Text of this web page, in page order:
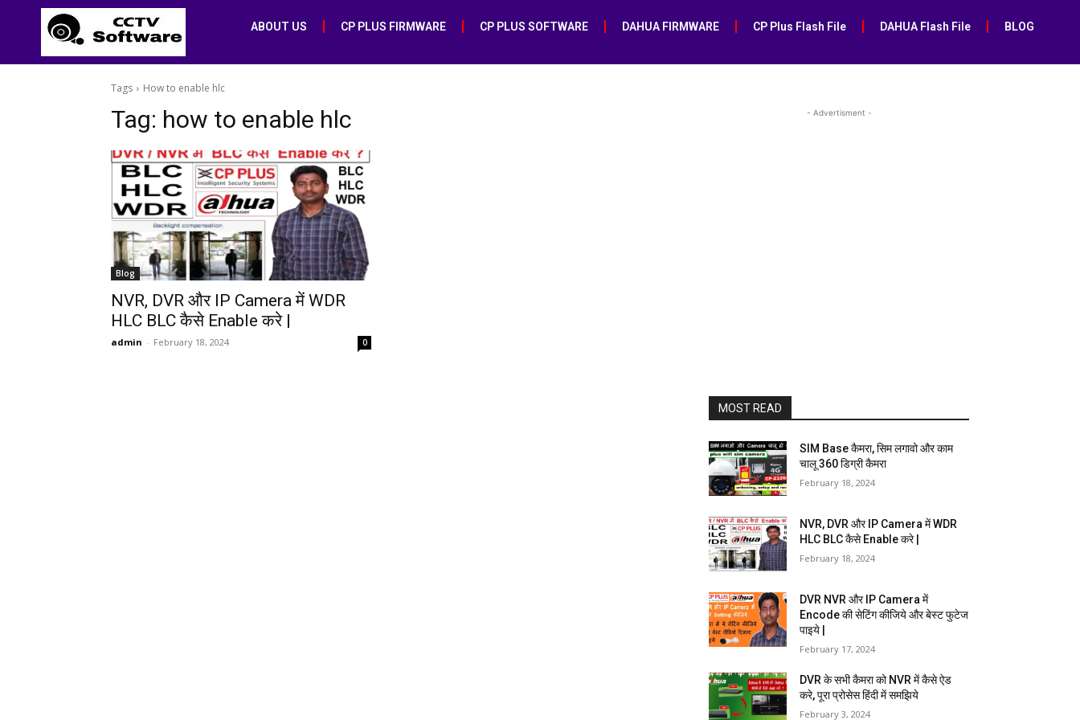
ABOUT US CP PLUS FIRMWARE CP PLUS SOFTWARE DAHUA FIRMWARE CP Plus Flash File DAHUA Flash File BLOG
Tags How to enable hlc
Tag: how to enable hlc
Blog
NVR, DVR और IP Camera में WDR
HLC BLC कैसे Enable करे |
admin - February 18, 2024 0
- Advertisment -
MOST READ
SIM Base कैमरा, सिम लगावो और काम
चालू 360 डिग्री कैमरा
February 18, 2024
NVR, DVR और IP Camera में WDR
HLC BLC कैसे Enable करे |
February 18, 2024
DVR NVR और IP Camera में
Encode की सेटिंग कीजिये और बेस्ट फुटेज
पाइये |
February 17, 2024
DVR के सभी कैमरा को NVR में कैसे ऐड
करे, पूरा प्रोसेस हिंदी में समझिये
February 3, 2024